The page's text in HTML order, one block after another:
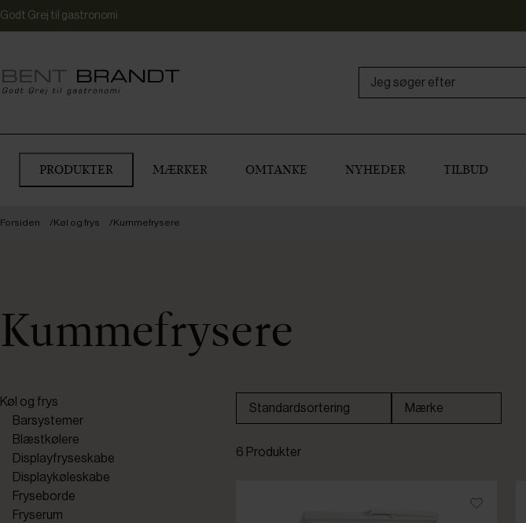
Godt Grej til gastronomi
PRODUKTER MÆRKER OMTANKE NYHEDER TILBUD
Forsiden Køl og frys Kummefrysere
Kummefrysere
Køl og frys
Barsystemer
Blæstkølere
Displayfryseskabe
Displaykøleskabe
Fryseborde
Fryserum
Standardsortering Mærke
6 Produkter